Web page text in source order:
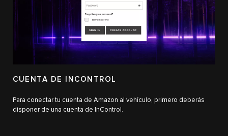
CUENTA DE INCONTROL
Para conectar tu cuenta de Amazon al vehículo, primero deberás
disponer de una cuenta de InControl.